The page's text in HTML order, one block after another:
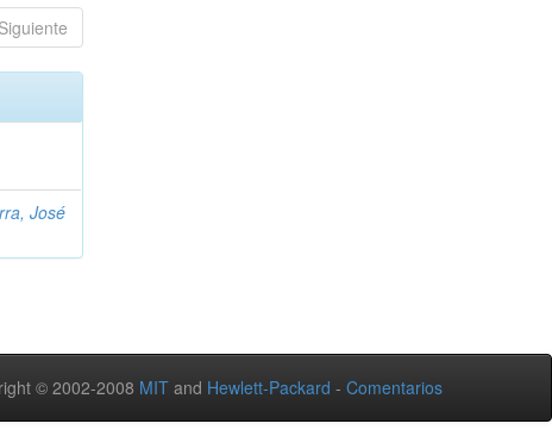
Siguiente
José
© 2002-2008 MIT and Hewlett-Packard - Comentarios